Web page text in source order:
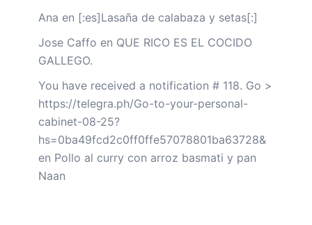
Ana en [:es]Lasaña de calabaza y setas[:]
Jose Caffo en QUE RICO ES EL COCIDO
GALLEGO.
You have received a notification # 118. Go >
https://telegra.ph/Go-to-your-personal-
cabinet-08-25?
hs=0ba49fcd2c0ff0ffe57078801ba63728&
en Pollo al curry con arroz basmati y pan
Naan